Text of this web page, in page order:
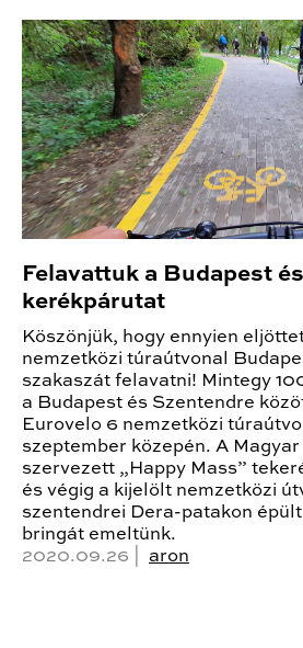
Felavattuk a Budapest
kerékpárutat
Köszönjük, hogy ennyien
nemzetközi túraútvonal
szakaszát felavatni! Mintegy
a Budapest és Szentendre
Eurovelo 6 nemzetközi
szeptember közepén. A
szervezett „Happy Mass”
és végig a kijelölt nemzetközi
szentendrei Dera-patakon
bringát emeltünk.
2020.09.26 | aron